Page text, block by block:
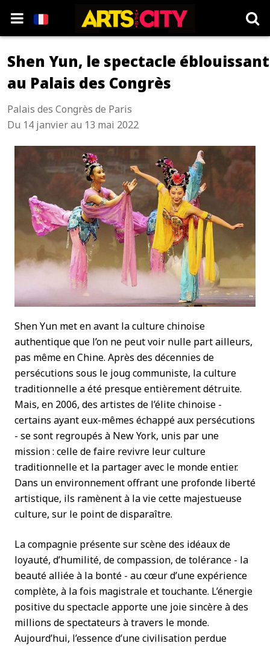
Shen Yun, le spectacle éblouissant
au Palais des Congrès
Palais des Congrès de Paris
Du 14 janvier au 13 mai 2022
Shen Yun met en avant la culture chinoise
authentique que l’on ne peut voir nulle part ailleurs,
pas même en Chine. Après des décennies de
persécutions sous le joug communiste, la culture
traditionnelle a été presque entièrement détruite.
Mais, en 2006, des artistes de l’élite chinoise -
certains ayant eux-mêmes échappé aux persécutions
- se sont regroupés à New York, unis par une
mission : celle de faire revivre leur culture
traditionnelle et la partager avec le monde entier.
Dans un environnement offrant une profonde liberté
artistique, ils ramènent à la vie cette majestueuse
culture, sur le point de disparaître.
La compagnie présente sur scène des idéaux de
loyauté, d’humilité, de compassion, de tolérance - la
beauté alliée à la bonté - au cœur d’une expérience
complète, à la fois magistrale et touchante. L’énergie
positive du spectacle apporte une joie sincère à des
millions de spectateurs à travers le monde.
Aujourd’hui, l’essence d’une civilisation perdue